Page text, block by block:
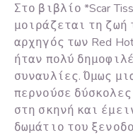
Στο βιβλίο *Scar
μοιράζεται τη ζωή
αρχηγός των Red
ήταν πολύ
συναυλίες. Όμως
περνούσε
στη σκηνή και
δωμάτιο του